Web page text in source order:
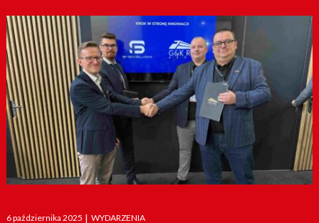
Posted
6 października 2025 | WYDARZENIA